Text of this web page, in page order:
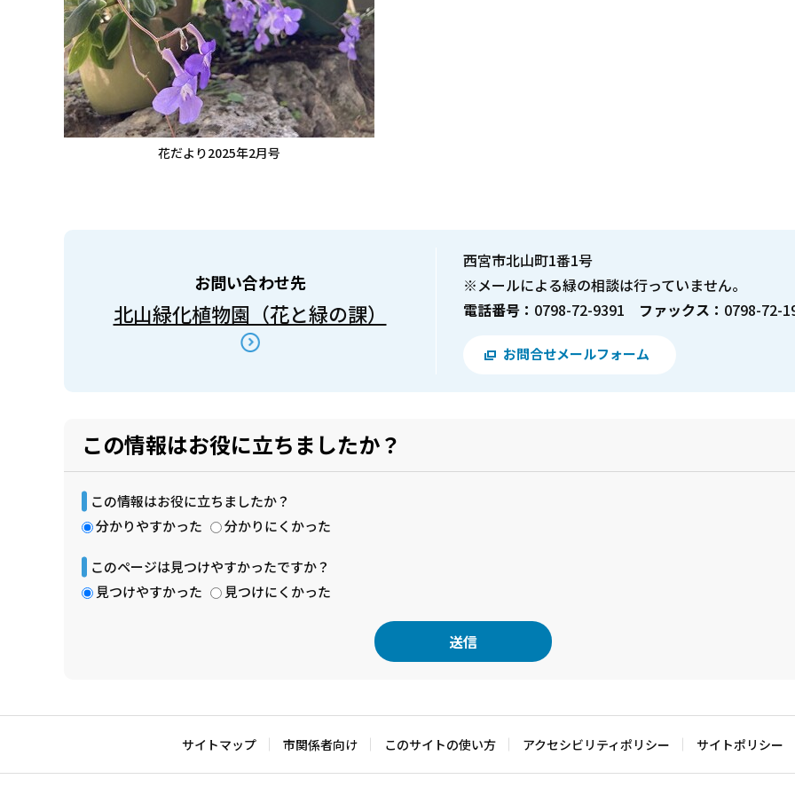
花だより2025年2月号
お問い合わせ先
北山緑化植物園（花と緑の課）
西宮市北山町1番1号
※メールによる緑の相談は行っていません。
電話番号： 0798-72-9391 ファックス： 0798-72-
お問合せメールフォーム
この情報はお役に立ちましたか？
この情報はお役に立ちましたか？
分かりやすかった
分かりにくかった
このページは見つけやすかったですか？
見つけやすかった
見つけにくかった
文
サイトマップ 市関係者向け このサイトの使い方 アクセシビリティポリシー サイトポリシー